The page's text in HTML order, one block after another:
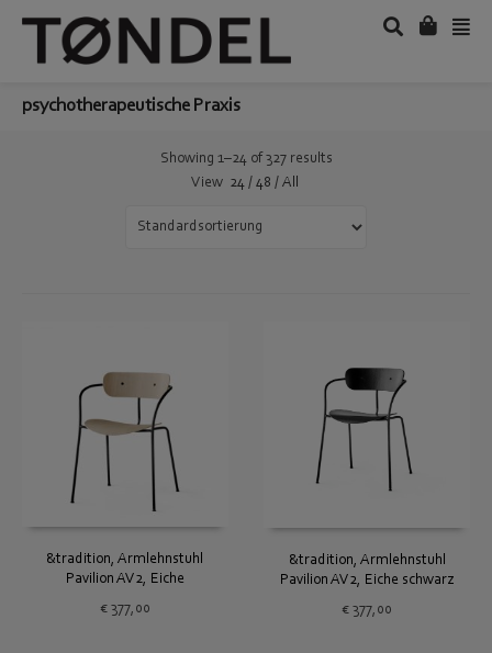
psychotherapeutische Praxis
Showing 1–24 of 327 results
View 24 / 48 / All
&tradition, Armlehnstuhl
Pavilion AV2, Eiche
€377,00
&tradition, Armlehnstuhl
Pavilion AV2, Eiche schwarz
€ 377,00